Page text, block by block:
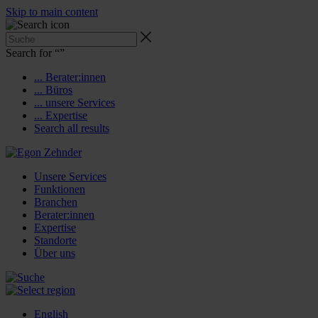
Skip to main content
Search for “”
... Berater:innen
... Büros
... unsere Services
... Expertise
Search all results
Unsere Services
Funktionen
Branchen
Berater:innen
Expertise
Standorte
Über uns
English